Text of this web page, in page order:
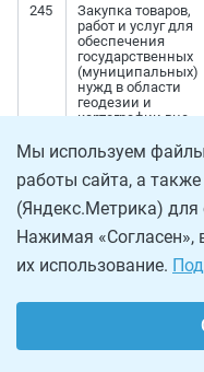
245
Закупка товаров,
работ и услуг для
обеспечения
государственных
(муниципальных)
нужд в области
геодезии и
картографии вне
государственного
оборонного заказа
246
Закупка товаров,
Мы используем
работы сайта, а
(Яндекс.Метрика) для
Нажимая «Согласен»,
их использование.